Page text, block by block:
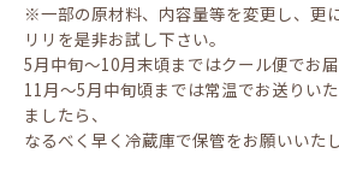
※一部の原材料、内容量等を変更し、更
リリを是非お試し下さい。
5月中旬～10月末頃まではクール便でお届
11月～5月中旬頃までは常温でお送りい
ましたら、
なるべく早く冷蔵庫で保管をお願いいたし